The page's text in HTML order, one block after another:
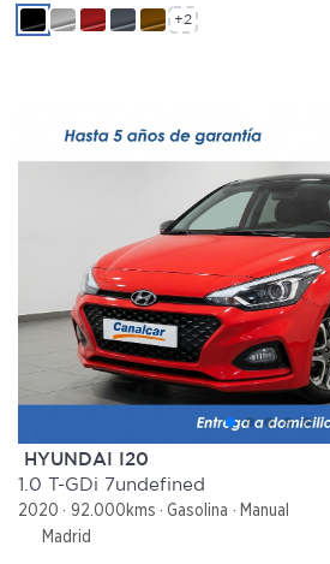
+2
HYUNDAI I20
1.0 T-GDi 7undefined
2020 92.000kms Gasolina
Manual
Madrid